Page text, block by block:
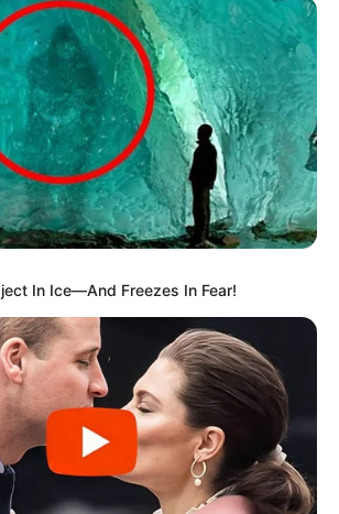
In Ice—And Freezes In Fear!